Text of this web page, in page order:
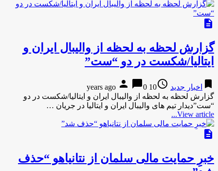
description
گزارش لحظه به لحظه از والیبال ایران و
ایتالیا/شکست در دو “ست”
bookmark اخبار جدید access_time
10 years ago
person chat_bubble0
گزارش لحظه به لحظه از والیبال ایران و ایتالیا/شکست در دو
“ست”دیدار تیم های والیبال ایران و ایتالیا در جریان …
View article...
description
خبرِ حمایت مالی سلمان از نتانیاهو “حذف